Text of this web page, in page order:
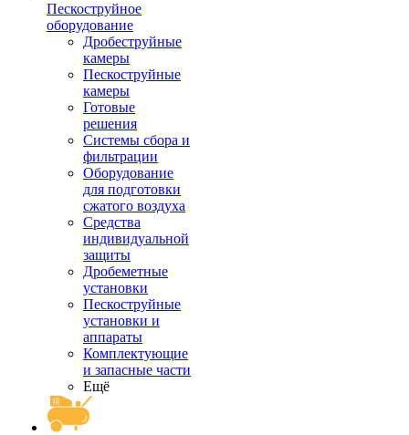
Пескоструйное
оборудование
Дробеструйные
камеры
Пескоструйные
камеры
Готовые
решения
Системы сбора и
фильтрации
Оборудование
для подготовки
сжатого воздуха
Средства
индивидуальной
защиты
Дробеметные
установки
Пескоструйные
установки и
аппараты
Комплектующие
и запасные части
Ещё